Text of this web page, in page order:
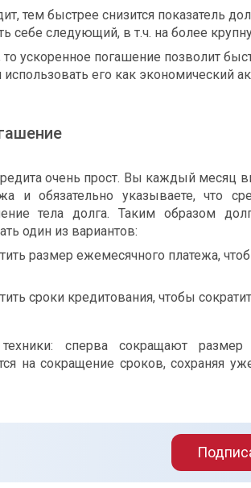
тем быстрее снизится показатель
себе следующий, в т.ч. на более
ускоренное погашение позволит
его как экономический
очень прост. Вы каждый месяц
и обязательно указываете, что
тела долга. Таким образом
один из вариантов:
размер ежемесячного платежа,
сроки кредитования, чтобы
сперва сокращают
на сокращение сроков, сохраняя